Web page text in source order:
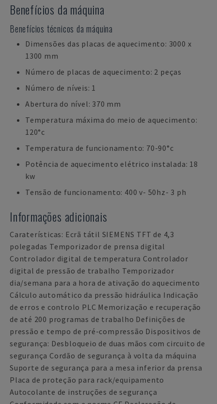
Benefícios da máquina
Benefícios técnicos da máquina
Dimensões das placas de aquecimento: 3000 x
1300 mm
Número de placas de aquecimento: 2 peças
Número de níveis: 1
Abertura do nível: 370 mm
Temperatura máxima do meio de aquecimento:
120°c
Temperatura de funcionamento: 70-90°c
Potência de aquecimento elétrico instalada: 18
kw
Tensão de funcionamento: 400 v- 50hz- 3 ph
Informações adicionais
Caraterísticas: Ecrã tátil SIEMENS TFT de 4,3
polegadas Temporizador de prensa digital
Controlador digital de temperatura Controlador
digital de pressão de trabalho Temporizador
dia/semana para a hora de ativação do aquecimento
Cálculo automático da pressão hidráulica Indicação
de erros e controlo PLC Memorização e recuperação
de até 200 programas de trabalho Definições de
pressão e tempo de pré-compressão Dispositivos de
segurança: Desbloqueio de duas mãos com circuito de
segurança Cordão de segurança à volta da máquina
Suporte de segurança para a mesa inferior da prensa
Placa de proteção para rack/equipamento
Autocolante de instruções de segurança